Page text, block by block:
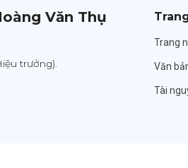
Văn Thụ
trưởng).
Trang
Văn
Tài